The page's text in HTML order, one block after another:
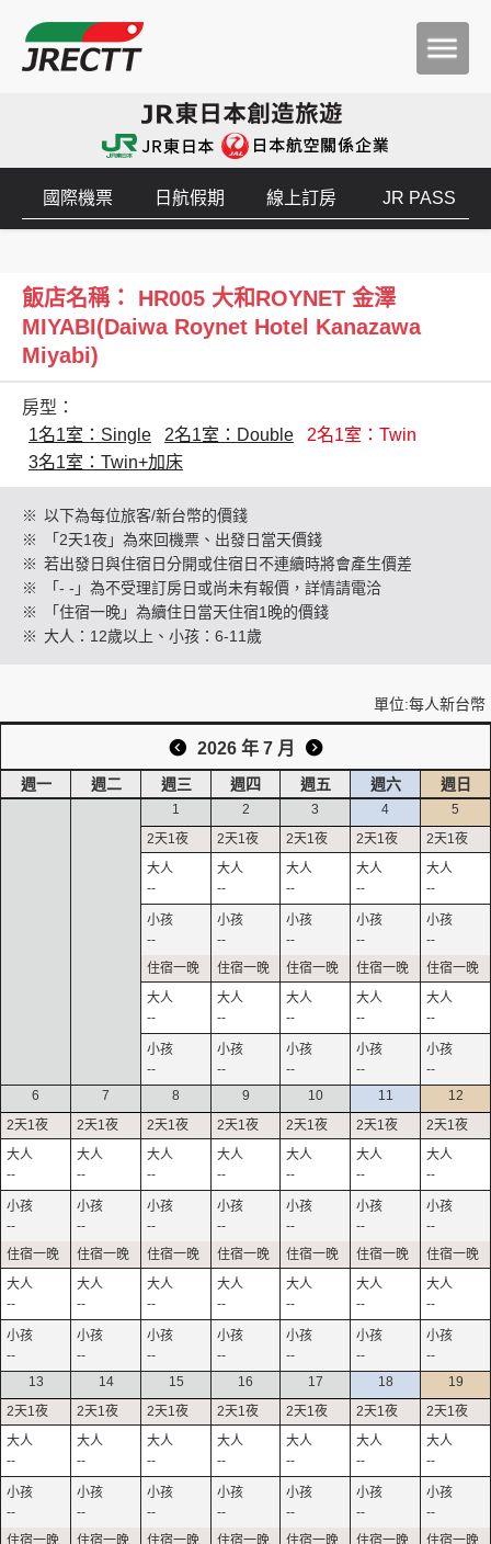
創造旅遊
國際機票 日航假期 線上訂房 JR PASS
飯店名稱： HR005 大和ROYNET 金澤
MIYABI(Daiwa Roynet Hotel Kanazawa
Miyabi)
房型：
1名1室：Single
2名1室：Double
2名1室：Twin
3名1室：Twin+加床
※ 以下為每位旅客/新台幣的價錢
※
「2天1夜」為來回機票、出發日當天價錢
※ 若出發日與住宿日分開或住宿日不連續時將會產生價差
※
「- -」為不受理訂房日或尚未有報價，詳情請電洽
※
「住宿一晚」為續住日當天住宿1晚的價錢
※ 大人：12歲以上、小孩：6-11歲
單位:每人新台幣
2026 年 7 月
週一 週二 週三 週四 週五 週六 週日
1
--
--
--
--
2
--
--
--
--
3
--
--
--
--
4
--
--
--
--
5
--
--
--
--
6
--
--
--
--
7
--
--
--
--
8
--
--
--
--
9
--
--
--
--
10
--
--
--
--
11
--
--
--
--
12
--
--
--
--
13
--
--
14
--
--
15
--
--
16
--
--
17
--
--
18
--
--
19
--
--